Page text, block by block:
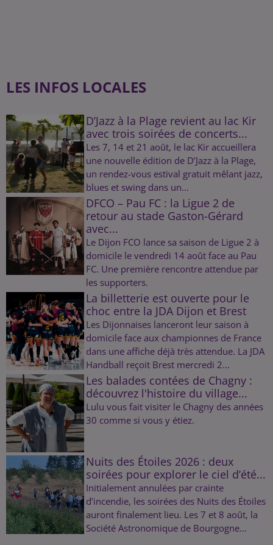
LES INFOS LOCALES
D’Jazz à la Plage revient au lac Kir
avec trois soirées de concerts...
Les 7, 14 et 21 août, le lac Kir accueillera
une nouvelle édition de D’Jazz à la Plage,
un rendez-vous estival gratuit mêlant jazz,
blues et swing dans un...
DFCO – Pau FC : la Ligue 2 de
retour au stade Gaston-Gérard
avec...
Le Dijon FCO lance sa saison de Ligue 2 à
domicile le vendredi 14 août face au Pau
FC. Une première rencontre attendue par
les supporters.
La billetterie est ouverte pour le
choc entre la JDA Dijon et Brest
Les Dijonnaises lanceront leur saison à
domicile face aux championnes de France
dans une affiche déjà très attendue. La JDA
Handball reçoit Brest mercredi 2...
Les balades contées de Chagny :
découvrez l'histoire du village...
Lulu vous fait visiter le Chagny des années
30 comme si vous y étiez.
Nuits des Étoiles 2026 : deux
soirées pour explorer le ciel d’été...
Initialement annulées par crainte
d’incendie, les soirées des Nuits des Étoiles
auront finalement lieu. Les 7 et 8 août, la
Société Astronomique de Bourgogne...